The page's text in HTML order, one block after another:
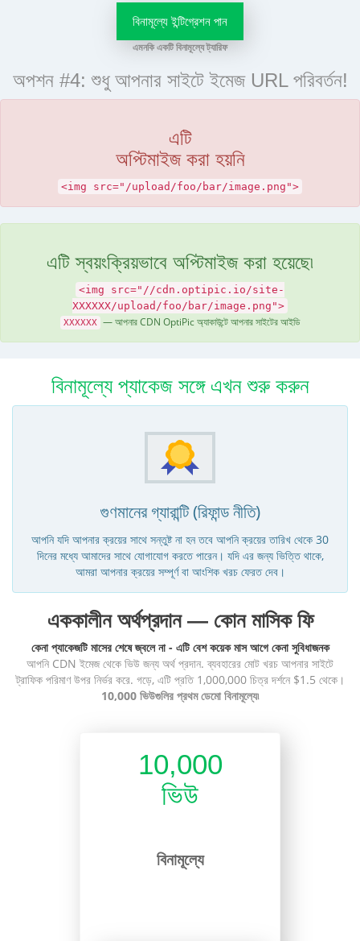
বিনামূল্যে ইন্টিগ্রেশন পান
এমনকি একটি বিনামূল্যে ট্যারিফ
অপশন #4: শুধু আপনার সাইটে ইমেজ URL পরিবর্তন!
এটি
অপ্টিমাইজ করা হয়নি
<img src="/upload/foo/bar/image.png">
এটি স্বয়ংক্রিয়ভাবে অপ্টিমাইজ করা হয়েছে৷
<img src="//cdn.optipic.io/site-
XXXXXX/upload/foo/bar/image.png">
XXXXXX — আপনার CDN OptiPic অ্যাকাউন্টে আপনার সাইটের আইডি
বিনামূল্যে প্যাকেজ সঙ্গে এখন শুরু করুন
গুণমানের গ্যারান্টি (রিফান্ড নীতি)
আপনি যদি আপনার ক্রয়ের সাথে সন্তুষ্ট না হন তবে আপনি ক্রয়ের তারিখ থেকে 30
দিনের মধ্যে আমাদের সাথে যোগাযোগ করতে পারেন। যদি এর জন্য ভিত্তি থাকে,
আমরা আপনার ক্রয়ের সম্পূর্ণ বা আংশিক খরচ ফেরত দেব।
এককালীন অর্থপ্রদান — কোন মাসিক ফি
কেনা প্যাকেজটি মাসের শেষে জ্বলে না - এটি বেশ কয়েক মাস আগে কেনা সুবিধাজনক
আপনি CDN ইমেজ থেকে ভিউ জন্য অর্থ প্রদান. ব্যবহারের মোট খরচ আপনার সাইটে
ট্রাফিক পরিমাণ উপর নির্ভর করে. গড়ে, এটি প্রতি 1,000,000 চিত্র দর্শনে $1.5 থেকে।
10,000 ভিউগুলির প্রথম ডেমো বিনামূল্যে৷
10,000
ভিউ
বিনামূল্যে